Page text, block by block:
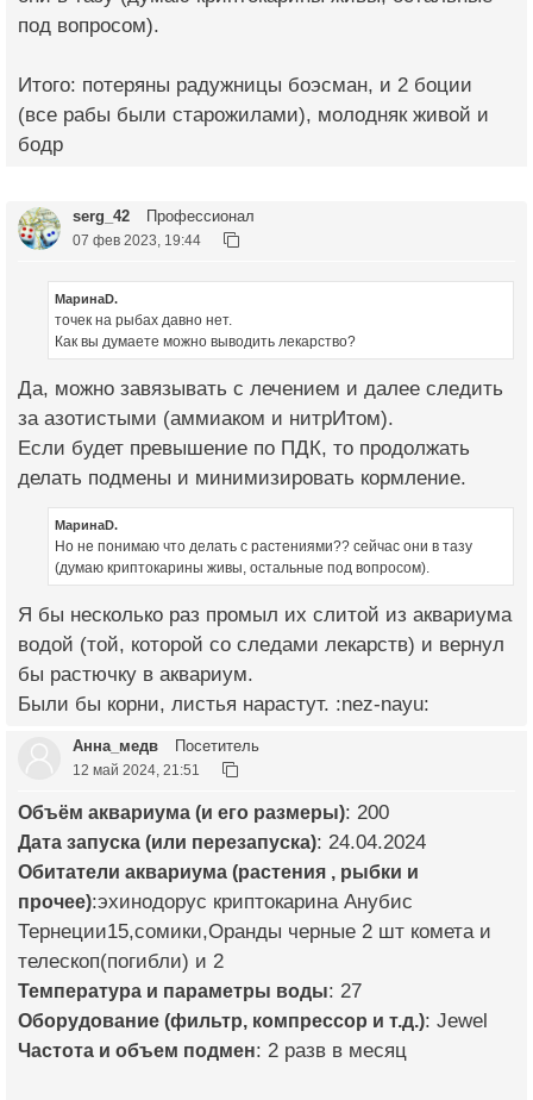
под вопросом).
Итого: потеряны радужницы боэсман, и 2 боции
(все рабы были старожилами), молодняк живой и
бодр
serg_42 Профессионал
07 фев 2023, 19:44
МаринаD.
точек на рыбах давно нет.
Как вы думаете можно выводить лекарство?
Да, можно завязывать с лечением и далее следить
за азотистыми (аммиаком и нитрИтом).
Если будет превышение по ПДК, то продолжать
делать подмены и минимизировать кормление.
МаринаD.
Но не понимаю что делать с растениями?? сейчас они в тазу
(думаю криптокарины живы, остальные под вопросом).
Я бы несколько раз промыл их слитой из аквариума
водой (той, которой со следами лекарств) и вернул
бы растючку в аквариум.
Были бы корни, листья нарастут. :nez-nayu:
Анна_медв Посетитель
12 май 2024, 21:51
Объём аквариума (и его размеры): 200
Дата запуска (или перезапуска): 24.04.2024
Обитатели аквариума (растения , рыбки и
прочее):эхинодорус криптокарина Анубис
Тернеции15,сомики,Оранды черные 2 шт комета и
телескоп(погибли) и 2
Температура и параметры воды: 27
Оборудование (фильтр, компрессор и т.д.): Jewel
Частота и объем подмен: 2 разв в месяц